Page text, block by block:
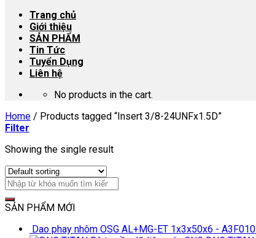
Trang chủ
Giới thiệu
SẢN PHẨM
Tin Tức
Tuyển Dụng
Liên hệ
No products in the cart.
Home / Products tagged “Insert 3/8-24UNFx1.5D”
Filter
Showing the single result
SẢN PHẨM MỚI
Dao phay nhôm OSG AL+MG-ET 1x3x50x6 - A3F010